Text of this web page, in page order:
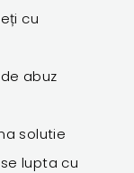
cu
abuz
solutie
lupta cu